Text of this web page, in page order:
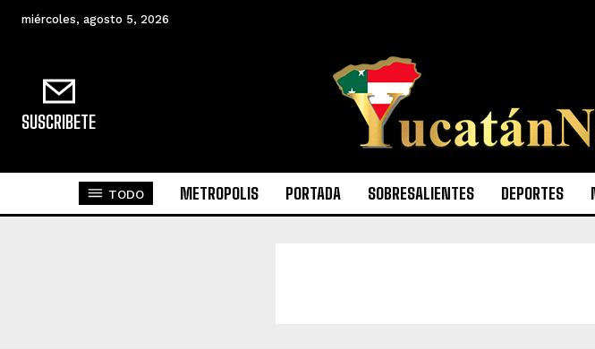
miércoles, agosto 5, 2026
SUSCRIBETE
TODO METROPOLIS PORTADA SOBRESALIENTES DEPORTES